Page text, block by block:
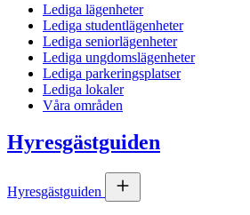
Lediga lägenheter
Lediga studentlägenheter
Lediga seniorlägenheter
Lediga ungdomslägenheter
Lediga parkeringsplatser
Lediga lokaler
Våra områden
Hyresgästguiden
Hyresgästguiden